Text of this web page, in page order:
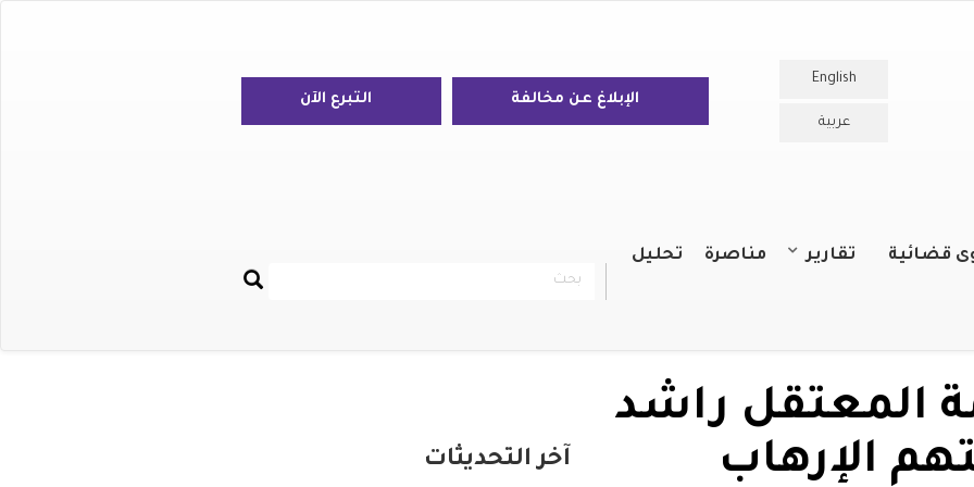
English
عربية
الإبلاغ عن مخالفة التبرع الآن
قضائية تقارير مناصرة تحليل
Rechercher
بحث
المعتقل راشد
الإرهاب
آخر التحديثات